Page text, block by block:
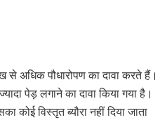
अधिक पौधारोपण का दावा करते हैं।
पेड़ लगाने का दावा किया गया है।
विस्तृत ब्यौरा नहीं दिया जाता